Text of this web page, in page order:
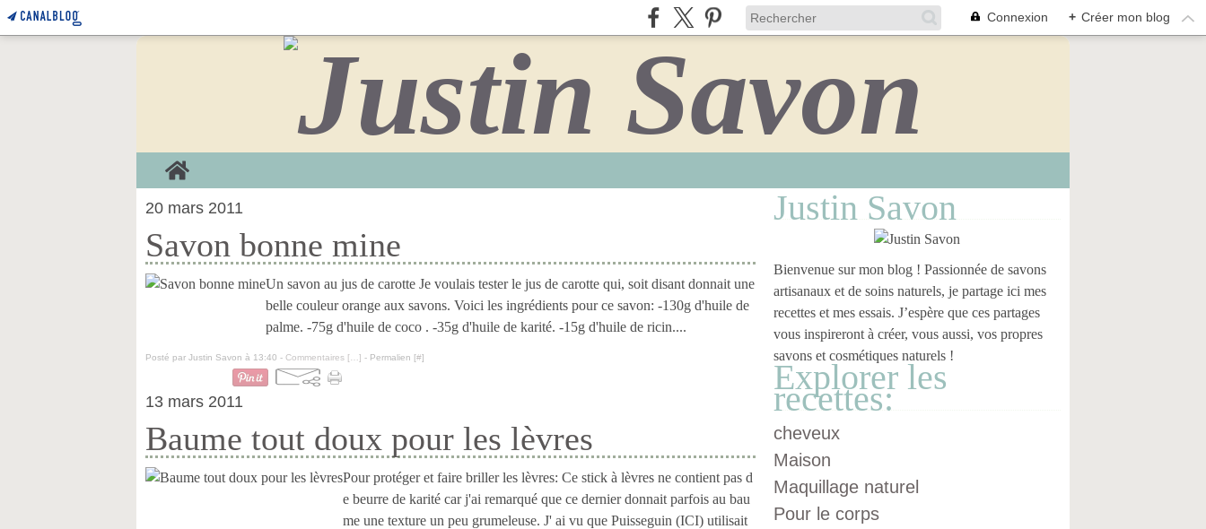
Connexion + Créer mon blog
Home
20 mars 2011
Savon bonne mine
Un savon au jus de carotte Je voulais tester le jus de carotte qui, soit disant donnait une
belle couleur orange aux savons. Voici les ingrédients pour ce savon: -130g d'huile de
palme. -75g d'huile de coco . -35g d'huile de karité. -15g d'huile de ricin....
Posté par Justin Savon à 13:40 - Commentaires [ ] - Permalien [#]
13 mars 2011
Baume tout doux pour les lèvres
Pour protéger et faire briller les lèvres: Ce stick à lèvres ne contient pas d
e beurre de karité car j'ai remarqué que ce dernier donnait parfois au bau
me une texture un peu grumeleuse. J' ai vu que Puisseguin (ICI) utilisait
Justin Savon
Bienvenue sur mon blog ! Passionnée de savons
artisanaux et de soins naturels, je partage ici mes
recettes et mes essais. J’espère que ces partages
vous inspireront à créer, vous aussi, vos propres
savons et cosmétiques naturels !
Explorer les
recettes:
cheveux
Maison
Maquillage naturel
Pour le corps